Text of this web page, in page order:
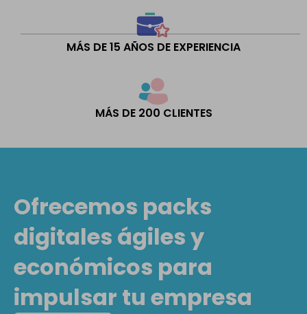
MÁS DE 15 AÑOS DE EXPERIENCIA
MÁS DE 200 CLIENTES
Ofrecemos packs
digitales ágiles y
económicos para
impulsar tu empresa